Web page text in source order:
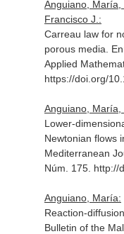
Anguiano, María,
Francisco J.:
Carreau law for
porous media.
Applied
https://doi.org/
Anguiano, María,
Lower-
Newtonian flows
Mediterranean
Núm. 175. http://
Anguiano, María:
Reaction-
Bulletin of the